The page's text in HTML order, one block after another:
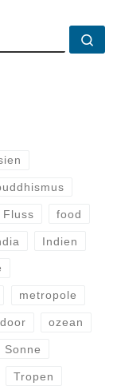
Fluss food
Indien
metropole
ozean
Sonne
Tropen